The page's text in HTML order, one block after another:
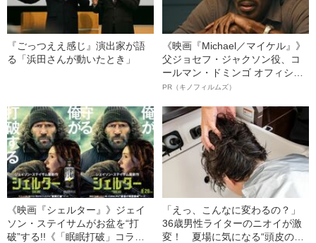
『ごっつええ感じ』演出家が語
る「浜田さんが動いたとき」
《映画『Michael／マイケル』》
父ジョセフ・ジャクソン役、コ
ールマン・ドミンゴ オフィシャ
ルインタビュー“観客を魅了した
語る”《日本興収70億円突破》
PR（キノフィルムズ）
《映画『シェルター』》ジェイ
ソン・ステイサムがお盆を“打
破”する!!《「眠眠打破」コラ
「えっ、こんなに変わるの？」
36歳男性ライターのニオイが激
変！ 夏場に気になる“頭皮のニ